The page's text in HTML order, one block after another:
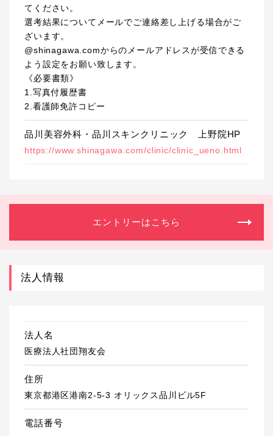
てください。
選考結果についてメールでご連絡差し上げる場合がご
ざいます。
@shinagawa.comからのメールアドレスが受信できる
よう設定をお願い致します。
《必要書類》
1.写真付履歴書
2.看護師免許コピー
品川美容外科・品川スキンクリニック 上野院HP
https://www.shinagawa.com/clinic/clinic_ueno.html
エントリーはこちら
法人情報
法人名
医療法人社団翔友会
住所
東京都港区港南2-5-3 オリックス品川ビル5F
電話番号